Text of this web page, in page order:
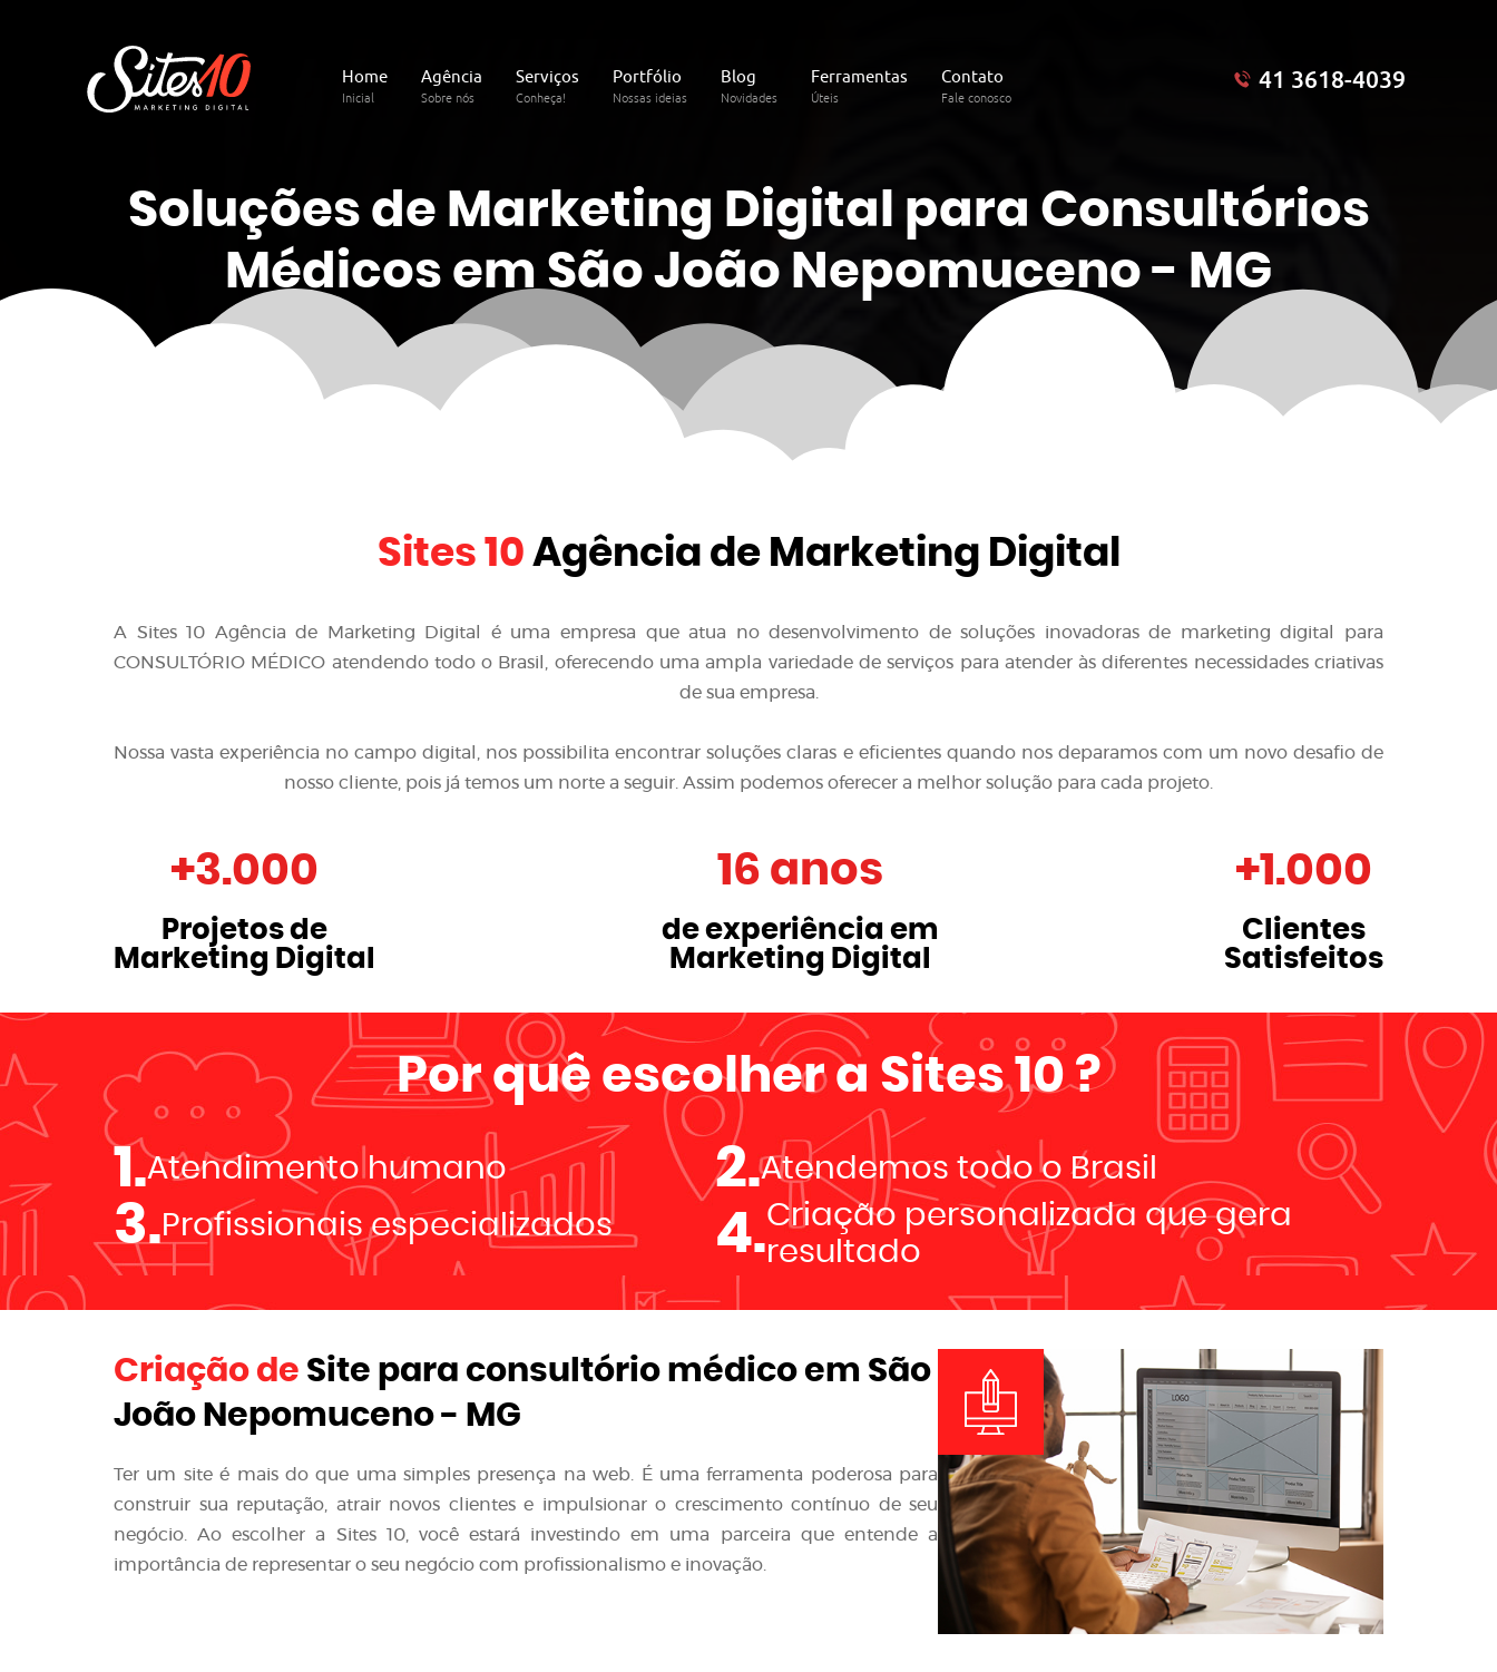
Home
Inicial
Agência
Sobre nós
Serviços
Conheça!
Portfólio
Nossas ideias
Blog
Novidades
Ferramentas
Úteis
Contato
Fale conosco
41 3618-4039
Soluções de Marketing Digital para Consultórios
Médicos em São João Nepomuceno - MG
Sites 10 Agência de Marketing Digital
A Sites 10 Agência de Marketing Digital é uma empresa que atua no desenvolvimento de soluções inovadoras de marketing digital para
CONSULTÓRIO MÉDICO atendendo todo o Brasil, oferecendo uma ampla variedade de serviços para atender às diferentes necessidades criativas
de sua empresa.
Nossa vasta experiência no campo digital, nos possibilita encontrar soluções claras e eficientes quando nos deparamos com um novo desafio de
nosso cliente, pois já temos um norte a seguir. Assim podemos oferecer a melhor solução para cada projeto.
+3.000
Projetos de
Marketing Digital
16 anos
de experiência em
Marketing Digital
+1.000
Clientes
Satisfeitos
Por quê escolher a Sites 10 ?
1.Atendimento humano 2.Atendemos todo o Brasil
3.Profissionais especializados 4.Criação personalizada que gera
resultado
Criação de Site para consultório médico em São
João Nepomuceno - MG
Ter um site é mais do que uma simples presença na web. É uma ferramenta poderosa para
construir sua reputação, atrair novos clientes e impulsionar o crescimento contínuo de seu
negócio. Ao escolher a Sites 10, você estará investindo em uma parceira que entende a
importância de representar o seu negócio com profissionalismo e inovação.